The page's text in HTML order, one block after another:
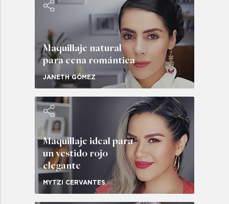
Maquillaje natural
para cena romántica
JANETH GÓMEZ
Maquillaje ideal para
un vestido rojo
elegante
MYTZI CERVANTES